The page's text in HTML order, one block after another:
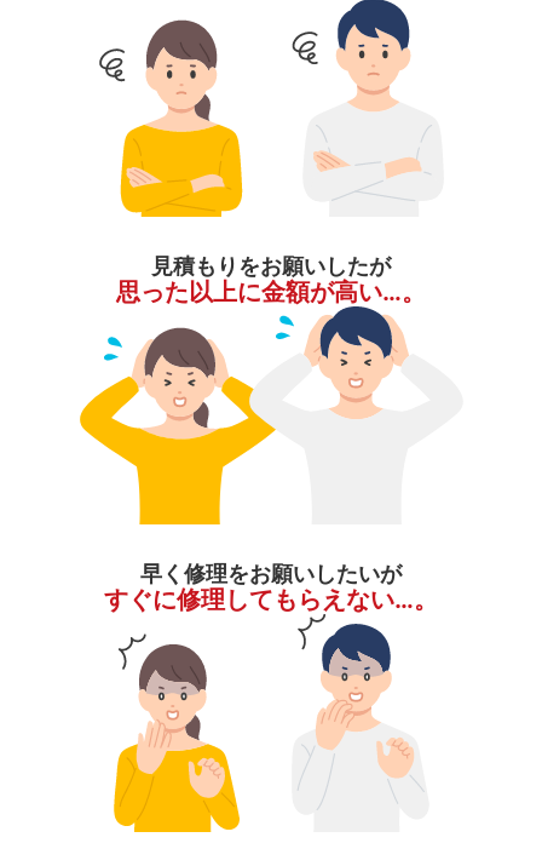
見積もりをお願いしたが
思った以上に金額が高い…。
早く修理をお願いしたいが
すぐに修理してもらえない…。